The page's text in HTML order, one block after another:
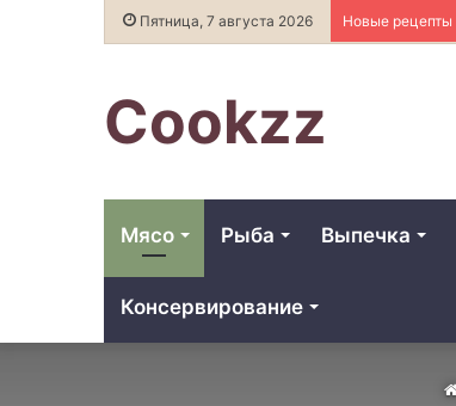
Пятница, 7 августа 2026 Новые рецепты
Cookzz
Мясо Рыба Выпечка
Консервирование